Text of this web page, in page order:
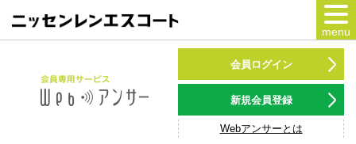
menu
カードをつかう
NSポイント
会員ログイン
新規会員登録
Webアンサーとは